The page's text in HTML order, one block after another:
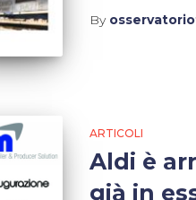
By
ARTICOLI
Aldi è
già in